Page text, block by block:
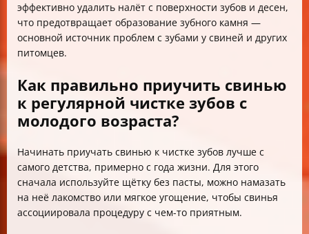
эффективно удалить налёт с поверхности зубов и десен,
что предотвращает образование зубного камня —
основной источник проблем с зубами у свиней и других
питомцев.
Как правильно приучить свинью
к регулярной чистке зубов с
молодого возраста?
Начинать приучать свинью к чистке зубов лучше с
самого детства, примерно с года жизни. Для этого
сначала используйте щётку без пасты, можно намазать
на неё лакомство или мягкое угощение, чтобы свинья
ассоциировала процедуру с чем-то приятным.